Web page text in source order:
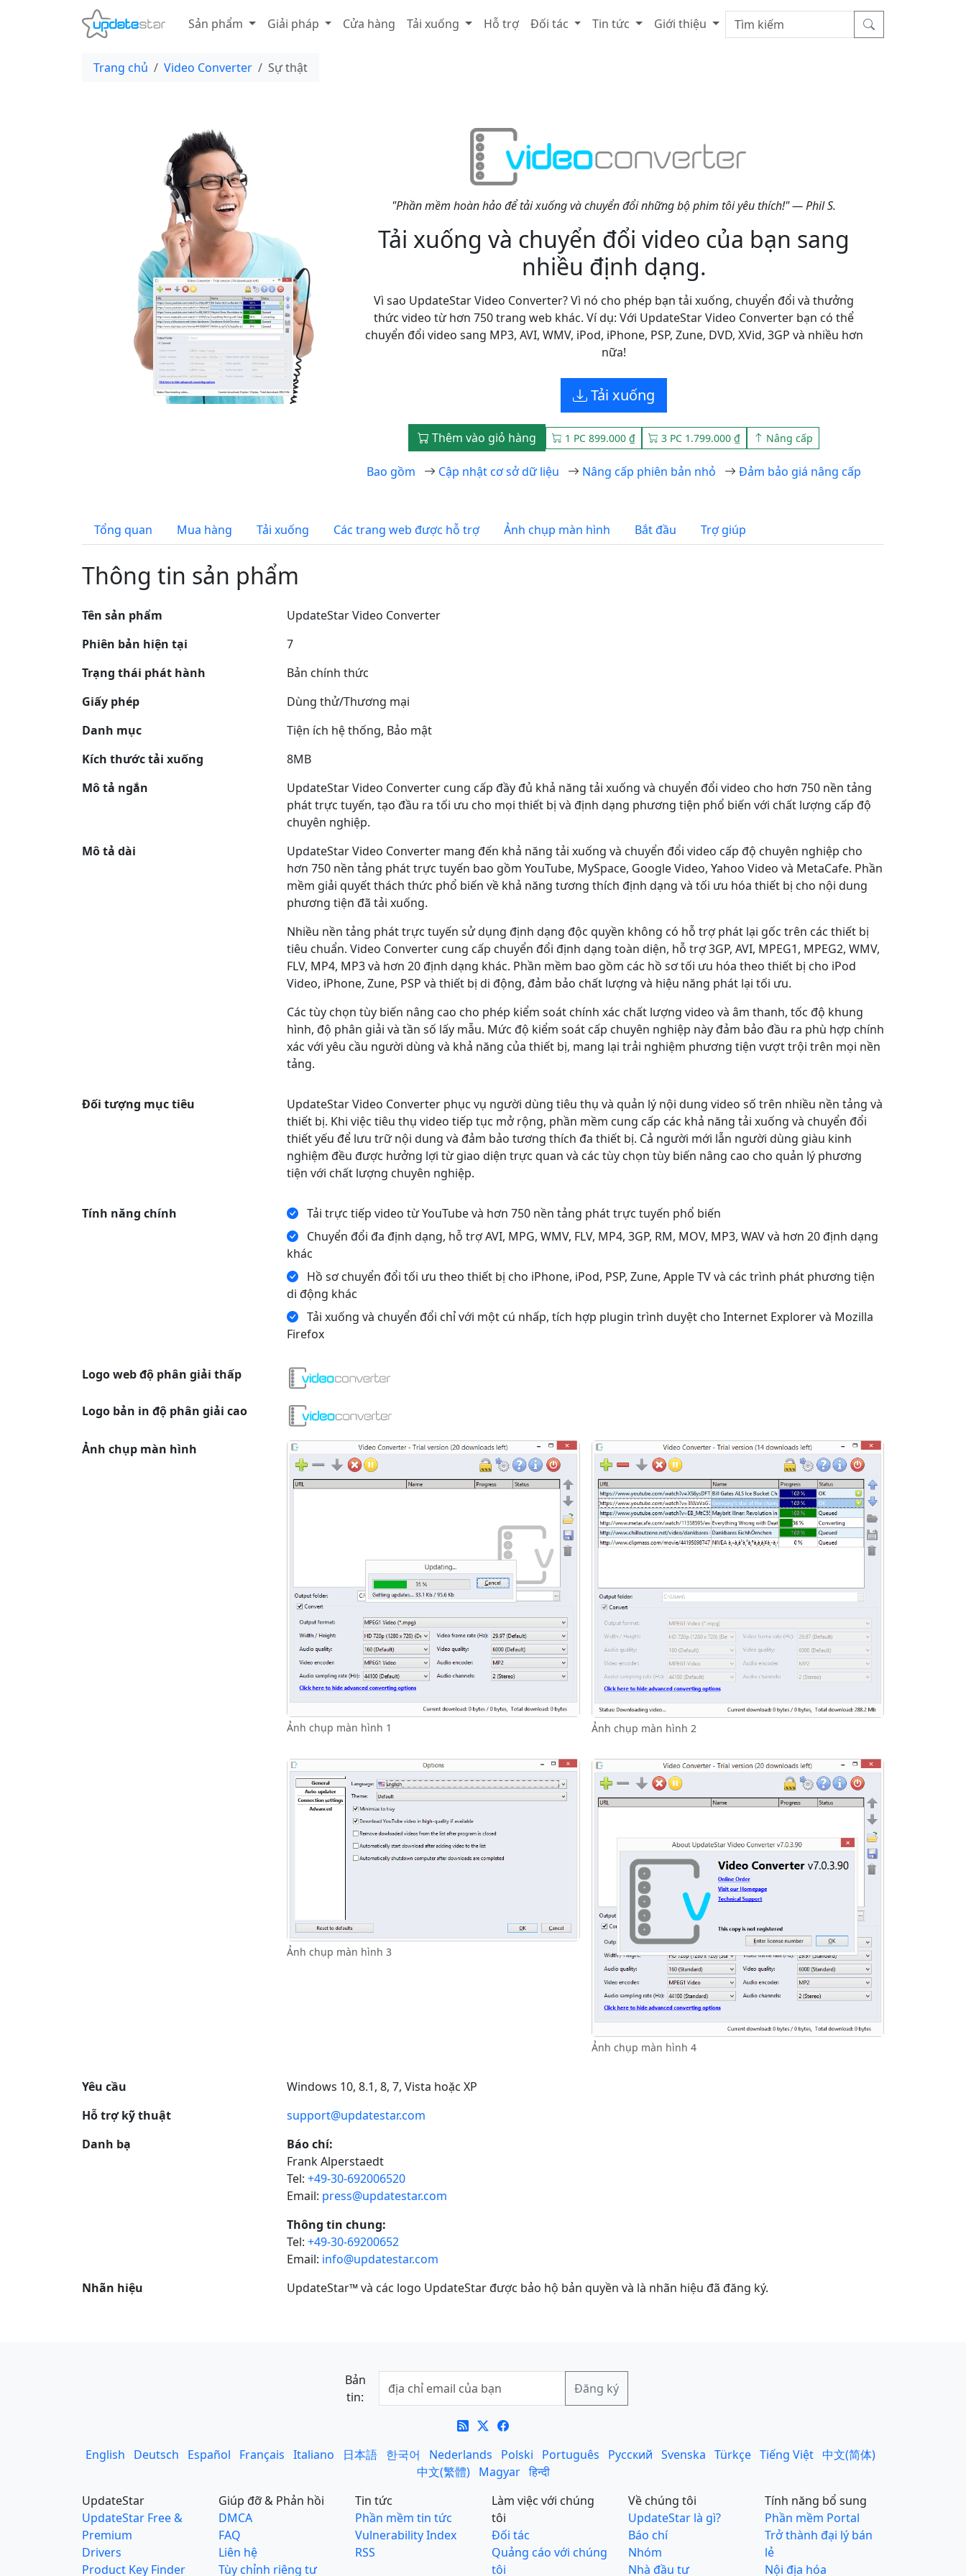
Sản phẩm Giải pháp Cửa hàng Tải xuống Hỗ trợ Đối tác Tin tức Giới thiệu
Trang chủ Video Converter Sự thật
"Phần mềm hoàn hảo để tải xuống và chuyển đổi những bộ phim tôi yêu thích!" — Phil S.
Tải xuống và chuyển đổi video của bạn sang
nhiều định dạng.
Vì sao UpdateStar Video Converter? Vì nó cho phép bạn tải xuống, chuyển đổi và thưởng
thức video từ hơn 750 trang web khác. Ví dụ: Với UpdateStar Video Converter bạn có thể
chuyển đổi video sang MP3, AVI, WMV, iPod, iPhone, PSP, Zune, DVD, XVid, 3GP và nhiều hơn
nữa!
Tải xuống
Thêm vào giỏ hàng 1 PC 899.000 ₫ 3 PC 1.799.000 ₫ Nâng cấp
Bao gồm Cập nhật cơ sở dữ liệu Nâng cấp phiên bản nhỏ Đảm bảo giá nâng cấp
Tổng quan Mua hàng Tải xuống Các trang web được hỗ trợ Ảnh chụp màn hình Bắt đầu Trợ giúp
Thông tin sản phẩm
Tên sản phẩm
UpdateStar Video Converter
Phiên bản hiện tại
7
Trạng thái phát hành
Bản chính thức
Giấy phép
Dùng thử/Thương mại
Danh mục
Tiện ích hệ thống, Bảo mật
Kích thước tải xuống
8MB
Mô tả ngắn
UpdateStar Video Converter cung cấp đầy đủ khả năng tải xuống và chuyển đổi video cho hơn 750 nền tảng
phát trực tuyến, tạo đầu ra tối ưu cho mọi thiết bị và định dạng phương tiện phổ biến với chất lượng cấp độ
chuyên nghiệp.
Mô tả dài
UpdateStar Video Converter mang đến khả năng tải xuống và chuyển đổi video cấp độ chuyên nghiệp cho
hơn 750 nền tảng phát trực tuyến bao gồm YouTube, MySpace, Google Video, Yahoo Video và MetaCafe. Phần
mềm giải quyết thách thức phổ biến về khả năng tương thích định dạng và tối ưu hóa thiết bị cho nội dung
phương tiện đã tải xuống.
Nhiều nền tảng phát trực tuyến sử dụng định dạng độc quyền không có hỗ trợ phát lại gốc trên các thiết bị
tiêu chuẩn. Video Converter cung cấp chuyển đổi định dạng toàn diện, hỗ trợ 3GP, AVI, MPEG1, MPEG2, WMV,
FLV, MP4, MP3 và hơn 20 định dạng khác. Phần mềm bao gồm các hồ sơ tối ưu hóa theo thiết bị cho iPod
Video, iPhone, Zune, PSP và thiết bị di động, đảm bảo chất lượng và hiệu năng phát lại tối ưu.
Các tùy chọn tùy biến nâng cao cho phép kiểm soát chính xác chất lượng video và âm thanh, tốc độ khung
hình, độ phân giải và tần số lấy mẫu. Mức độ kiểm soát cấp chuyên nghiệp này đảm bảo đầu ra phù hợp chính
xác với yêu cầu người dùng và khả năng của thiết bị, mang lại trải nghiệm phương tiện vượt trội trên mọi nền
tảng.
Đối tượng mục tiêu
UpdateStar Video Converter phục vụ người dùng tiêu thụ và quản lý nội dung video số trên nhiều nền tảng và
thiết bị. Khi việc tiêu thụ video tiếp tục mở rộng, phần mềm cung cấp các khả năng tải xuống và chuyển đổi
thiết yếu để lưu trữ nội dung và đảm bảo tương thích đa thiết bị. Cả người mới lẫn người dùng giàu kinh
nghiệm đều được hưởng lợi từ giao diện trực quan và các tùy chọn tùy biến nâng cao cho quản lý phương
tiện với chất lượng chuyên nghiệp.
Tính năng chính
Tải trực tiếp video từ YouTube và hơn 750 nền tảng phát trực tuyến phổ biến
Chuyển đổi đa định dạng, hỗ trợ AVI, MPG, WMV, FLV, MP4, 3GP, RM, MOV, MP3, WAV và hơn 20 định dạng
khác
Hồ sơ chuyển đổi tối ưu theo thiết bị cho iPhone, iPod, PSP, Zune, Apple TV và các trình phát phương tiện
di động khác
Tải xuống và chuyển đổi chỉ với một cú nhấp, tích hợp plugin trình duyệt cho Internet Explorer và Mozilla
Firefox
Logo web độ phân giải thấp
Logo bản in độ phân giải cao
Ảnh chụp màn hình
Ảnh chụp màn hình 1 Ảnh chụp màn hình 2
Ảnh chụp màn hình 3
Ảnh chụp màn hình 4
Yêu cầu
Windows 10, 8.1, 8, 7, Vista hoặc XP
Hỗ trợ kỹ thuật
support@updatestar.com
Danh bạ
Báo chí:
Frank Alperstaedt
Tel: +49-30-692006520
Email: press@updatestar.com
Thông tin chung:
Tel: +49-30-69200652
Email: info@updatestar.com
Nhãn hiệu
UpdateStar™ và các logo UpdateStar được bảo hộ bản quyền và là nhãn hiệu đã đăng ký.
Bản
tin:
English Deutsch Español Français Italiano 日本語 한국어 Nederlands Polski Português Русский Svenska Türkçe Tiếng Việt 中文(简体)
中文(繁體)
Magyar हिन्दी
UpdateStar
UpdateStar Free &
Premium
Drivers
Product Key Finder
Giúp đỡ & Phản hồi
DMCA
FAQ
Liên hệ
Tùy chỉnh riêng tư
Tin tức
Phần mềm tin tức
Vulnerability Index
RSS
Làm việc với chúng
tôi
Đối tác
Quảng cáo với chúng
tôi
Về chúng tôi
UpdateStar là gì?
Báo chí
Nhóm
Nhà đầu tư
Tính năng bổ sung
Phần mềm Portal
Trở thành đại lý bán
lẻ
Nội địa hóa